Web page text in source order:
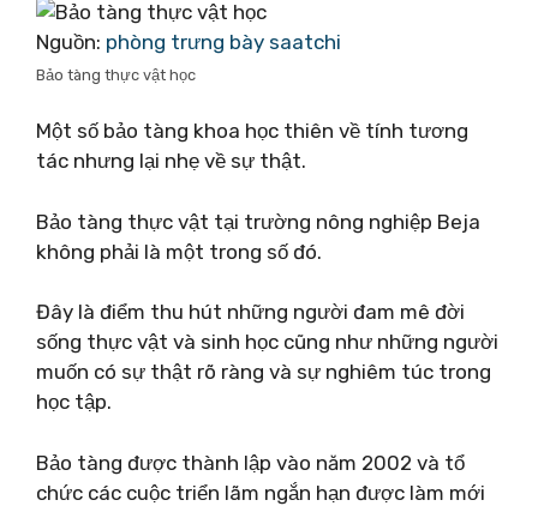
Nguồn: phòng trưng bày saatchi
Bảo tàng thực vật học
Một số bảo tàng khoa học thiên về tính tương
tác nhưng lại nhẹ về sự thật.
Bảo tàng thực vật tại trường nông nghiệp Beja
không phải là một trong số đó.
Đây là điểm thu hút những người đam mê đời
sống thực vật và sinh học cũng như những người
muốn có sự thật rõ ràng và sự nghiêm túc trong
học tập.
Bảo tàng được thành lập vào năm 2002 và tổ
chức các cuộc triển lãm ngắn hạn được làm mới